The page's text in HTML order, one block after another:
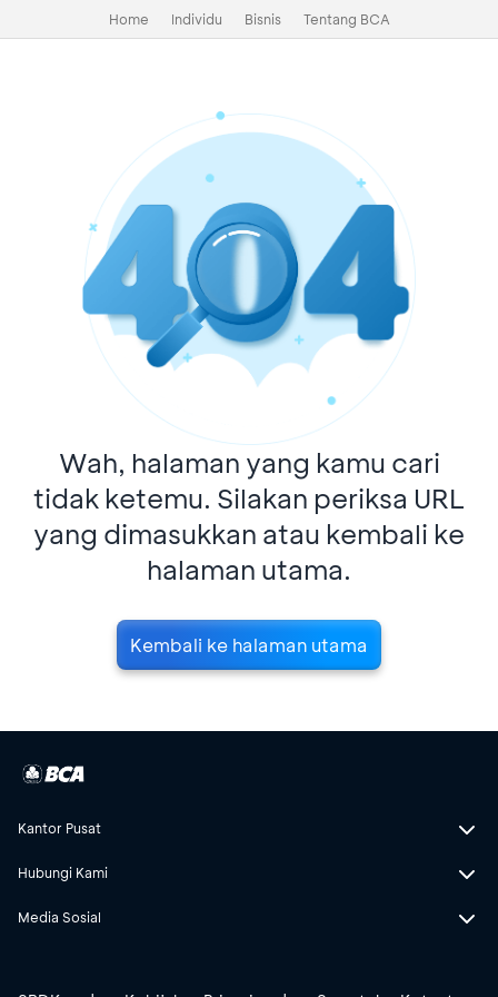
Home Individu Bisnis Tentang BCA
Wah, halaman yang kamu cari
tidak ketemu. Silakan periksa URL
yang dimasukkan atau kembali ke
halaman utama.
Kembali ke halaman utama
Kantor Pusat
Hubungi Kami
Media Sosial